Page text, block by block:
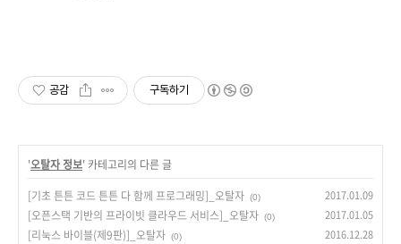
공감 구독하기
'오탈자 정보' 카테고리의 다른 글
[기초 튼튼 코드 튼튼 다 함께 프로그래밍]_오탈자 (0) 2017.01.09
[오픈스택 기반의 프라이빗 클라우드 서비스]_오탈자 (0) 2017.01.05
[리눅스 바이블(제9판)]_오탈자 (0) 2016.12.28